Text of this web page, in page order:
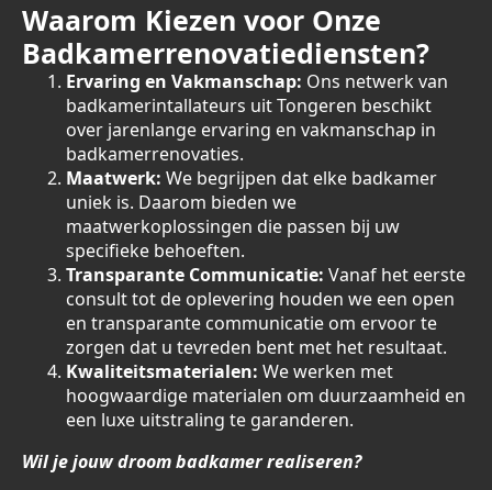
Waarom Kiezen voor Onze
Badkamerrenovatiediensten?
Ervaring en Vakmanschap: Ons netwerk van
badkamerintallateurs uit Tongeren beschikt
over jarenlange ervaring en vakmanschap in
badkamerrenovaties.
Maatwerk: We begrijpen dat elke badkamer
uniek is. Daarom bieden we
maatwerkoplossingen die passen bij uw
specifieke behoeften.
Transparante Communicatie: Vanaf het eerste
consult tot de oplevering houden we een open
en transparante communicatie om ervoor te
zorgen dat u tevreden bent met het resultaat.
Kwaliteitsmaterialen: We werken met
hoogwaardige materialen om duurzaamheid en
een luxe uitstraling te garanderen.
Wil je jouw droom badkamer realiseren?